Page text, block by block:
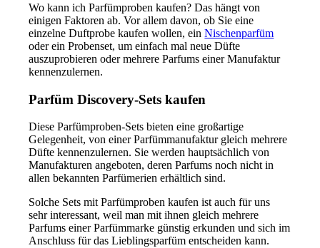
Wo kann ich Parfümproben kaufen? Das hängt von
einigen Faktoren ab. Vor allem davon, ob Sie eine
einzelne Duftprobe kaufen wollen, einNischenparfüm
oder ein Probenset, um einfach mal neue Düfte
auszuprobieren oder mehrere Parfums einer Manufaktur
kennenzulernen.
Parfüm Discovery-Sets kaufen
Diese Parfümproben-Sets bieten eine großartige
Gelegenheit, von einer Parfümmanufaktur gleich mehrere
Düfte kennenzulernen. Sie werden hauptsächlich von
Manufakturen angeboten, deren Parfums noch nicht in
allen bekannten Parfümerien erhältlich sind.
Solche Sets mit Parfümproben kaufen ist auch für uns
sehr interessant, weil man mit ihnen gleich mehrere
Parfums einer Parfümmarke günstig erkunden und sich im
Anschluss für das Lieblingsparfüm entscheiden kann.